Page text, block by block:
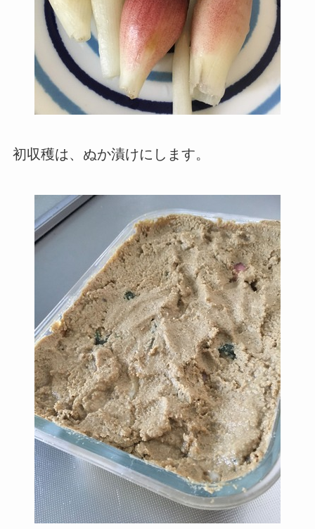
初収穫は、ぬか漬けにします。